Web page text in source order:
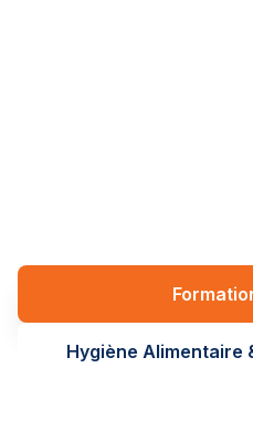
Hygiène Alimentaire